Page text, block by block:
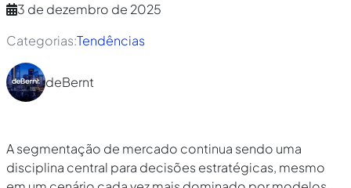
3 de dezembro de 2025
Categorias:Tendências
deBernt
A segmentação de mercado continua sendo uma
disciplina central para decisões estratégicas, mesmo